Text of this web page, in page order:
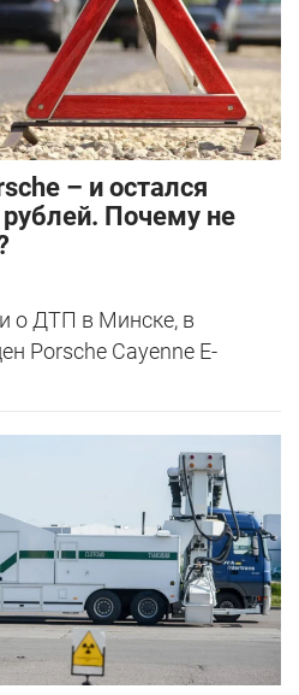
– и остался
Почему не
о ДТП в Минске, в
Porsche Cayenne E-